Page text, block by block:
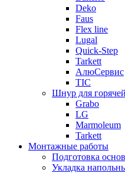
Deko
Faus
Flex line
Lugal
Quick-Step
Tarkett
АлюСервис
ТІС
Шнур для
Grabo
LG
Marmoleum
Tarkett
Монтажные работы
Подготовка
Укладка